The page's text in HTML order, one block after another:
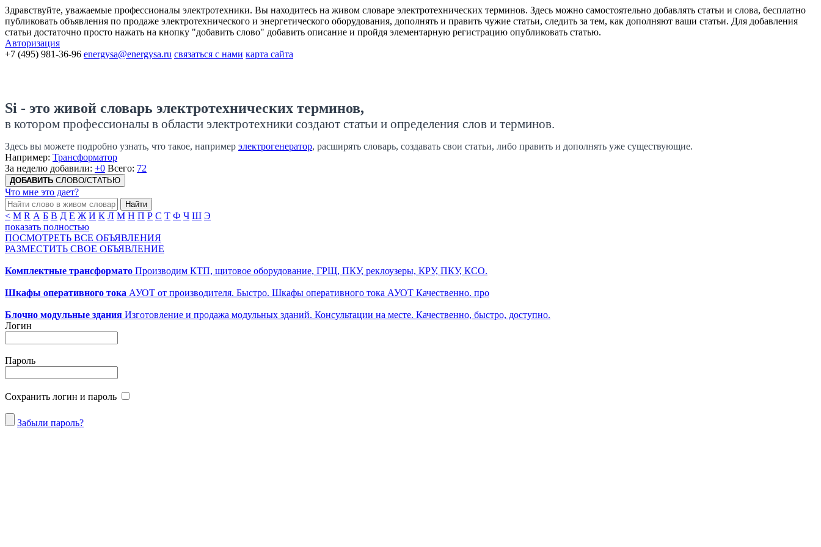
Здравствуйте, уважаемые профессионалы электротехники. Вы находитесь на живом словаре электротехнических терминов. Здесь можно самостоятельно добавлять статьи и слова, бесплатно
публиковать объявления по продаже электротехнического и энергетического оборудования, дополнять и править чужие статьи, следить за тем, как дополняют ваши статьи. Для добавления
статьи достаточно просто нажать на кнопку "добавить слово" добавить описание и пройдя элементарную регистрацию опубликовать статью.
Авторизация
+7 (495) 981-36-96 energysa@energysa.ru связаться с нами карта сайта
Si - это живой словарь электротехнических терминов,
в котором профессионалы в области электротехники создают статьи и определения слов и терминов.
Здесь вы можете подробно узнать, что такое, например электрогенератор, расширять словарь, создавать свои статьи, либо править и дополнять уже существующие.
Например: Трансформатор
За неделю добавили: +0 Всего: 72
ДОБАВИТЬ СЛОВО/СТАТЬЮ
Что мне это дает?
Найти
< M R А Б В Д Е Ж И К Л М Н П Р С Т Ф Ч Ш Э
показать полностью
ПОСМОТРЕТЬ ВСЕ ОБЪЯВЛЕНИЯ
РАЗМЕСТИТЬ СВОЕ ОБЪЯВЛЕНИЕ
Комплектные трансформато Производим КТП, щитовое оборудование, ГРЩ, ПКУ, реклоузеры, КРУ, ПКУ, КСО.
Шкафы оперативного тока АУОТ от производителя. Быстро. Шкафы оперативного тока АУОТ Качественно. про
Блочно модульные здания Изготовление и продажа модульных зданий. Консультации на месте. Качественно, быстро, доступно.
Логин
Пароль
Сохранить логин и пароль
Забыли пароль?